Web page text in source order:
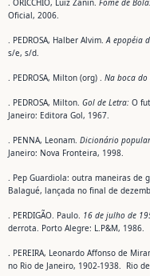
. ORICCHIO, Luiz Zanin. Fome de
Oficial, 2006.
. PEDROSA, Halber Alvim.A epopéia
s/e, s/d.
. PEDROSA, Milton (org) . Na boca do
. PEDROSA, Milton. Gol de Letra: O
Janeiro: Editora Gol, 1967.
. PENNA, Leonam. Dicionário
Janeiro: Nova Fronteira, 1998.
. Pep Guardiola: outra maneiras de
Balagué, lançada no final de
. PERDIGÃO. Paulo. 16 de julho de
derrota. Porto Alegre: L.P&M, 1986.
. PEREIRA, Leonardo Affonso de
no Rio de Janeiro, 1902-1938. Rio